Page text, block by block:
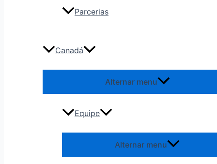
Parcerias
Canadá
Alternar menu
Equipe
Alternar menu